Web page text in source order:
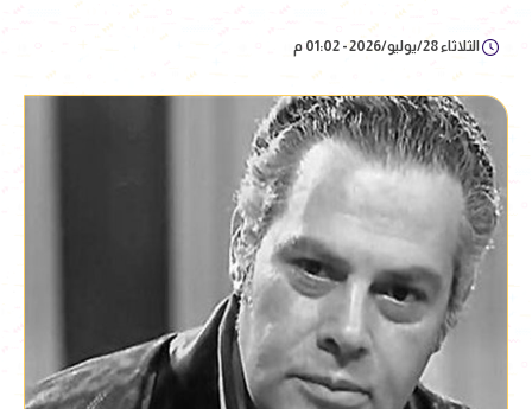
الثلاثاء 28/يوليو/2026 - 01:02 م